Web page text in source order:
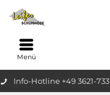
Info-Hotline +49 3621-
Menü